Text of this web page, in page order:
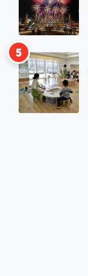
5